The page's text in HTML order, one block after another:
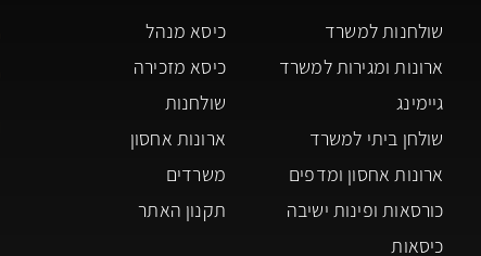
שולחנות למשרד
ארונות ומגירות למשרד
גיימינג
שולחן ביתי למשרד
ארונות אחסון ומדפים
כורסאות ופינות ישיבה
כיסאות
כיסא מנהל
כיסא מזכירה
שולחנות
ארונות אחסון
משרדים
תקנון האתר